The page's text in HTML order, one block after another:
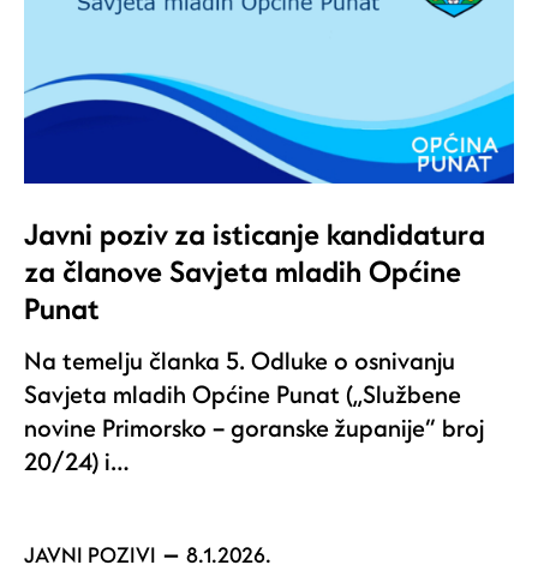
Javni poziv za isticanje kandidatura
za članove Savjeta mladih Općine
Punat
Na temelju članka 5. Odluke o osnivanju
Savjeta mladih Općine Punat („Službene
novine Primorsko – goranske županije“ broj
20/24) i…
JAVNI POZIVI 8.1.2026.